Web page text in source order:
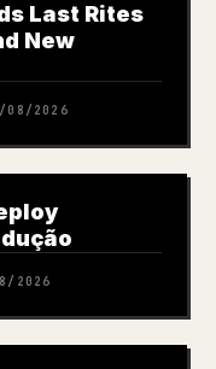
Last Rites
New
08/2026
2026